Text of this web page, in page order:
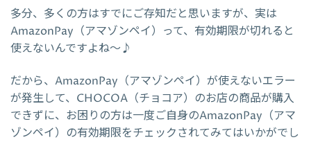
多分、多くの方はすでにご存知だと思いますが、実は
AmazonPay（アマゾンペイ）って、有効期限が切れると
使えないんですよね～♪
だから、AmazonPay（アマゾンペイ）が使えないエラー
が発生して、CHOCOA（チョコア）のお店の商品が購入
できずに、お困りの方は一度ご自身のAmazonPay（アマ
ゾンペイ）の有効期限をチェックされてみてはいかがでし